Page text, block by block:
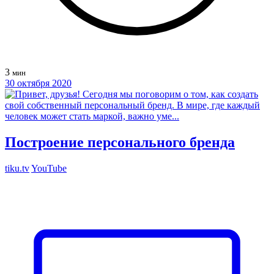
3 мин
30 октября 2020
Построение персонального бренда
tiku.tvYouTube